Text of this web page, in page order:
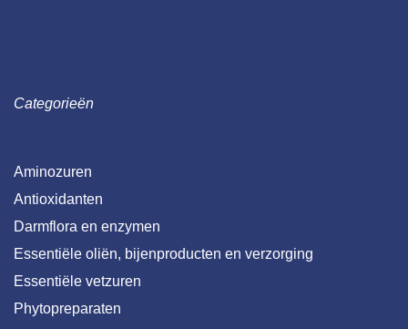
Categorieën
Aminozuren
Antioxidanten
Darmflora en enzymen
Essentiële oliën, bijenproducten en verzorging
Essentiële vetzuren
Phytopreparaten